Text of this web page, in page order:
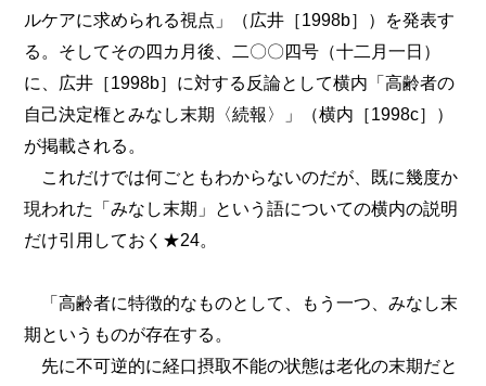
ルケアに求められる視点」（広井［1998b］）を発表す
る。そしてその四カ月後、二〇〇四号（十二月一日）
に、広井［1998b］に対する反論として横内「高齢者の
自己決定権とみなし末期〈続報〉」（横内［1998c］）
が掲載される。
これだけでは何ごともわからないのだが、既に幾度か
現われた「みなし末期」という語についての横内の説明
だけ引用しておく★24。
「高齢者に特徴的なものとして、もう一つ、みなし末
期というものが存在する。
先に不可逆的に経口摂取不能の状態は老化の末期だと